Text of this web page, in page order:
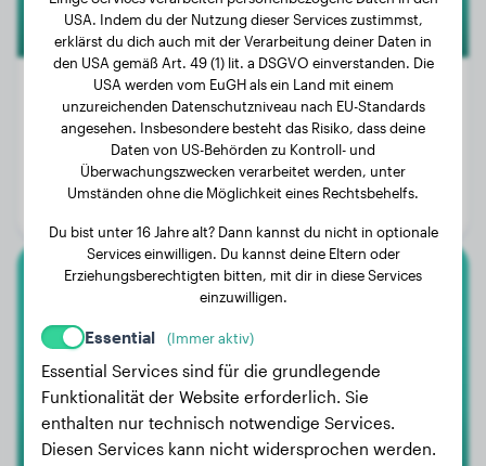
Gewicht:
Alter:
4 Jahre, 2 Monate
Dackel
Ollie
USA. Indem du der Nutzung dieser Services zustimmst,
erklärst du dich auch mit der Verarbeitung deiner Daten in
den USA gemäß Art. 49 (1) lit. a DSGVO einverstanden. Die
USA werden vom EuGH als ein Land mit einem
unzureichenden Datenschutzniveau nach EU-Standards
angesehen. Insbesondere besteht das Risiko, dass deine
Daten von US-Behörden zu Kontroll- und
Überwachungszwecken verarbeitet werden, unter
Umständen ohne die Möglichkeit eines Rechtsbehelfs.
Du bist unter 16 Jahre alt? Dann kannst du nicht in optionale
Services einwilligen. Du kannst deine Eltern oder
Erziehungsberechtigten bitten, mit dir in diese Services
einzuwilligen.
Essential (Immer aktiv)
Essential Services sind für die grundlegende
Funktionalität der Website erforderlich. Sie
enthalten nur technisch notwendige Services.
Diesen Services kann nicht widersprochen werden.